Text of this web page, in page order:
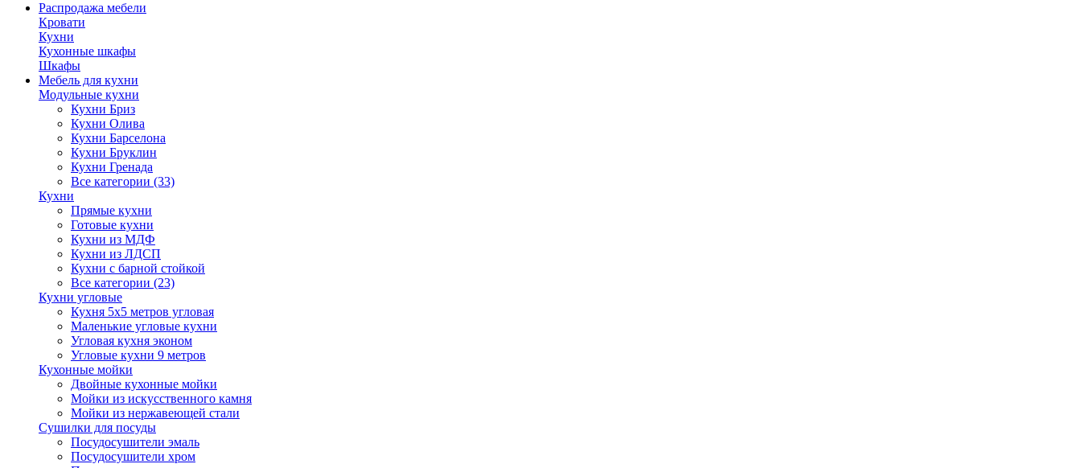
Распродажа мебели
Кровати
Кухни
Кухонные шкафы
Шкафы
Мебель для кухни
Модульные кухни
Кухни Бриз
Кухни Олива
Кухни Барселона
Кухни Бруклин
Кухни Гренада
Все категории (33)
Кухни
Прямые кухни
Готовые кухни
Кухни из МДФ
Кухни из ЛДСП
Кухни с барной стойкой
Все категории (23)
Кухни угловые
Кухня 5х5 метров угловая
Маленькие угловые кухни
Угловая кухня эконом
Угловые кухни 9 метров
Кухонные мойки
Двойные кухонные мойки
Мойки из искусственного камня
Мойки из нержавеющей стали
Сушилки для посуды
Посудосушители эмаль
Посудосушители хром